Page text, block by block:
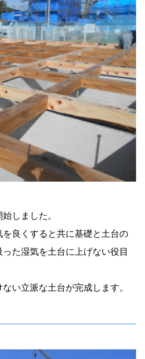
しました。
良くすると共に基礎と土台の
た湿気を土台に上げない役目
い立派な土台が完成します。